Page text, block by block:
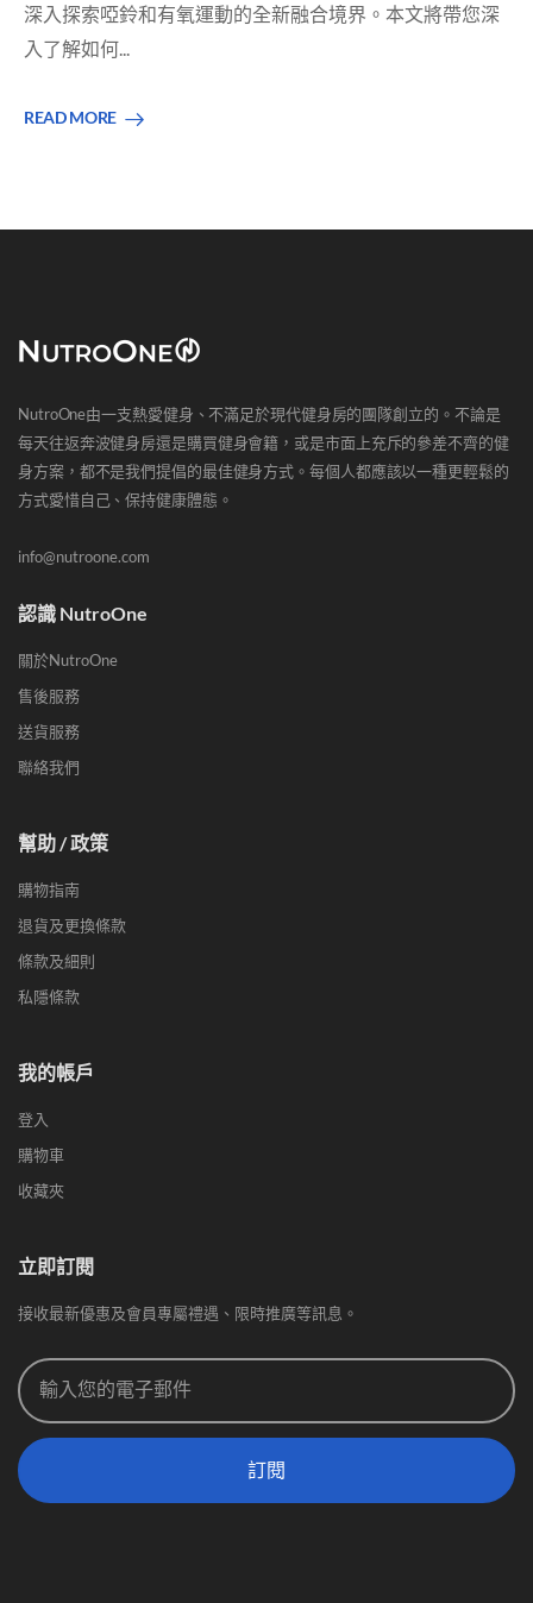
深入探索啞鈴和有氧運動的全新融合境界。本文將帶您深
入了解如何...
READ MORE
NutroOne由一支熱愛健身、不滿足於現代健身房的團隊創立的。不論是
每天往返奔波健身房還是購買健身會籍，或是市面上充斥的參差不齊的健
身方案，都不是我們提倡的最佳健身方式。每個人都應該以一種更輕鬆的
方式愛惜自己、保持健康體態。
info@nutroone.com
認識 NutroOne
關於NutroOne
售後服務
送貨服務
聯絡我們
幫助 / 政策
購物指南
退貨及更換條款
條款及細則
私隱條款
我的帳戶
登入
購物車
收藏夾
立即訂閱
接收最新優惠及會員專屬禮遇、限時推廣等訊息。
訂閱